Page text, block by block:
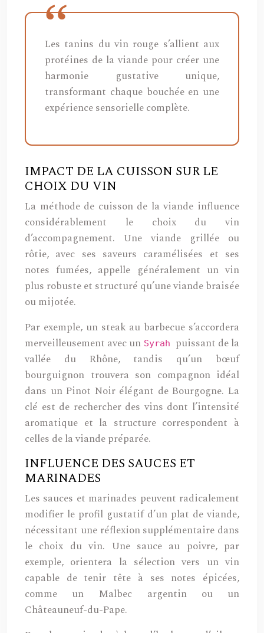
Les tanins du vin rouge s’allient aux
protéines de la viande pour créer une
harmonie gustative unique,
transformant chaque bouchée en une
expérience sensorielle complète.
IMPACT DE LA CUISSON SUR LE
CHOIX DU VIN
La méthode de cuisson de la viande influence
considérablement le choix du vin
d’accompagnement. Une viande grillée ou
rôtie, avec ses saveurs caramélisées et ses
notes fumées, appelle généralement un vin
plus robuste et structuré qu’une viande braisée
ou mijotée.
Par exemple, un steak au barbecue s’accordera
merveilleusement avec un Syrah puissant de la
vallée du Rhône, tandis qu’un bœuf
bourguignon trouvera son compagnon idéal
dans un Pinot Noir élégant de Bourgogne. La
clé est de rechercher des vins dont l’intensité
aromatique et la structure correspondent à
celles de la viande préparée.
INFLUENCE DES SAUCES ET
MARINADES
Les sauces et marinades peuvent radicalement
modifier le profil gustatif d’un plat de viande,
nécessitant une réflexion supplémentaire dans
le choix du vin. Une sauce au poivre, par
exemple, orientera la sélection vers un vin
capable de tenir tête à ses notes épicées,
comme un Malbec argentin ou un
Châteauneuf-du-Pape.